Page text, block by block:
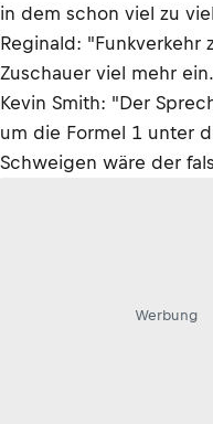
in dem schon viel zu
Reginald: "Funkverkehr
Zuschauer viel mehr
Kevin Smith: "Der
um die Formel 1 unter
Schweigen wäre der
Werbung